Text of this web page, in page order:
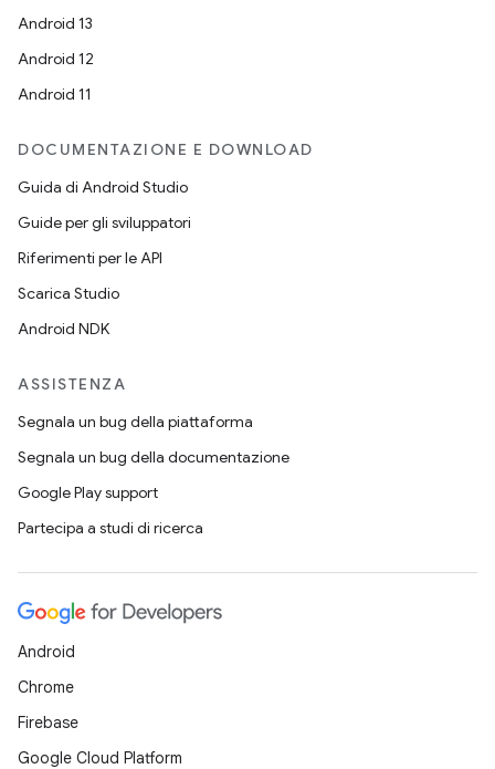
Android 13
Android 12
Android 11
DOCUMENTAZIONE E DOWNLOAD
Guida di Android Studio
Guide per gli sviluppatori
Riferimenti per le API
Scarica Studio
Android NDK
ASSISTENZA
Segnala un bug della piattaforma
Segnala un bug della documentazione
Google Play support
Partecipa a studi di ricerca
Android
Chrome
Firebase
Google Cloud Platform